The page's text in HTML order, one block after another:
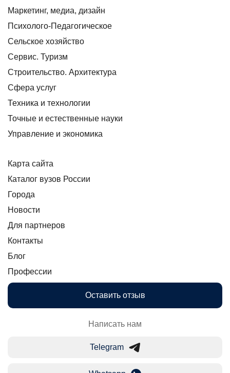
Маркетинг, медиа, дизайн
Психолого-Педагогическое
Сельское хозяйство
Сервис. Туризм
Строительство. Архитектура
Сфера услуг
Техника и технологии
Точные и естественные науки
Управление и экономика
Карта сайта
Каталог вузов России
Города
Новости
Для партнеров
Контакты
Блог
Профессии
Оставить отзыв
Написать нам
Telegram